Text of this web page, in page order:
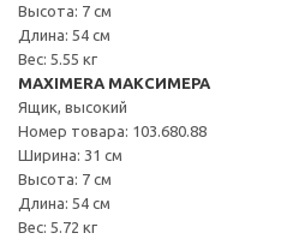
Высота: 7 см
Длина: 54 см
Вес: 5.55 кг
MAXIMERA МАКСИМЕРА
Ящик, высокий
Номер товара: 103.680.88
Ширина: 31 см
Высота: 7 см
Длина: 54 см
Вес: 5.72 кг